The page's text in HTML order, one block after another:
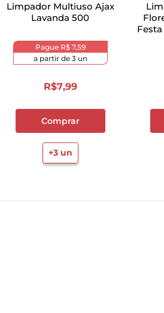
Limpador Multiuso Ajax
Lavanda 500
Pague R$ 7,59
a partir de 3un
R$7,99
Comprar
+3un